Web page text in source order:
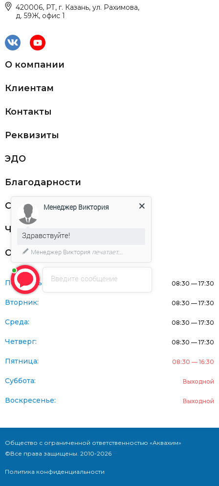
420006, РТ, г. Казань, ул. Рахимова,
д. 59Ж, офис 1
О компании
Клиентам
Контакты
Реквизиты
ЭДО
Благодарности
Статьи
Частникам
Оферта
Понедельник: 08:30 — 17:30
Вторник: 08:30 — 17:30
Среда: 08:30 — 17:30
Четверг: 08:30 — 17:30
Пятница: 08:30 — 16:30
Суббота: Выходной
Воскресенье: Выходной
Общество с ограниченной ответственностью «Аквахим»
©Все права защищены. 2010-2026
Политика конфиденциальности
Введите сообщение
Менеджер Виктория
Здравствуйте!
Менеджер Виктория печатает...